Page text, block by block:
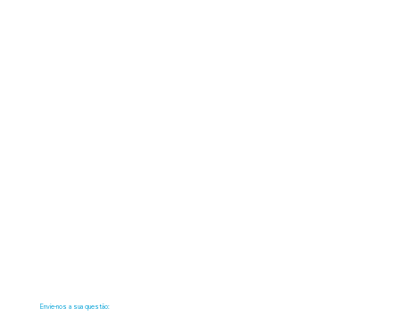
Envie-nos a sua questão: